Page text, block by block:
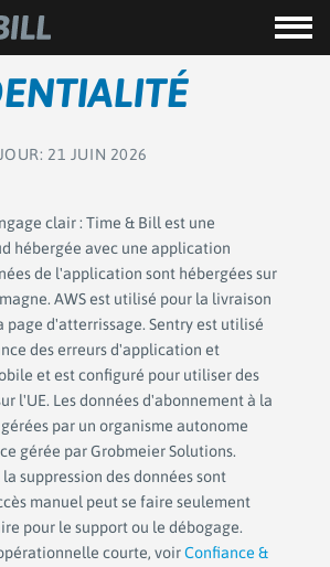
21 JUIN 2026
clair : Time & Bill est une
hébergée avec une application
de l'application sont hébergées sur
AWS est utilisé pour la livraison
page d'atterrissage. Sentry est utilisé
des erreurs d'application et
et est configuré pour utiliser des
l'UE. Les données d'abonnement à la
par un organisme autonome
gérée par Grobmeier Solutions.
suppression des données sont
manuel peut se faire seulement
pour le support ou le débogage.
courte, voirConfiance &